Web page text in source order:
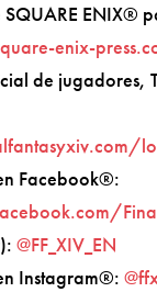
ENIX®
enix-
de jugadores,
Facebook®:
@FF_XIV_EN
Instagram®: